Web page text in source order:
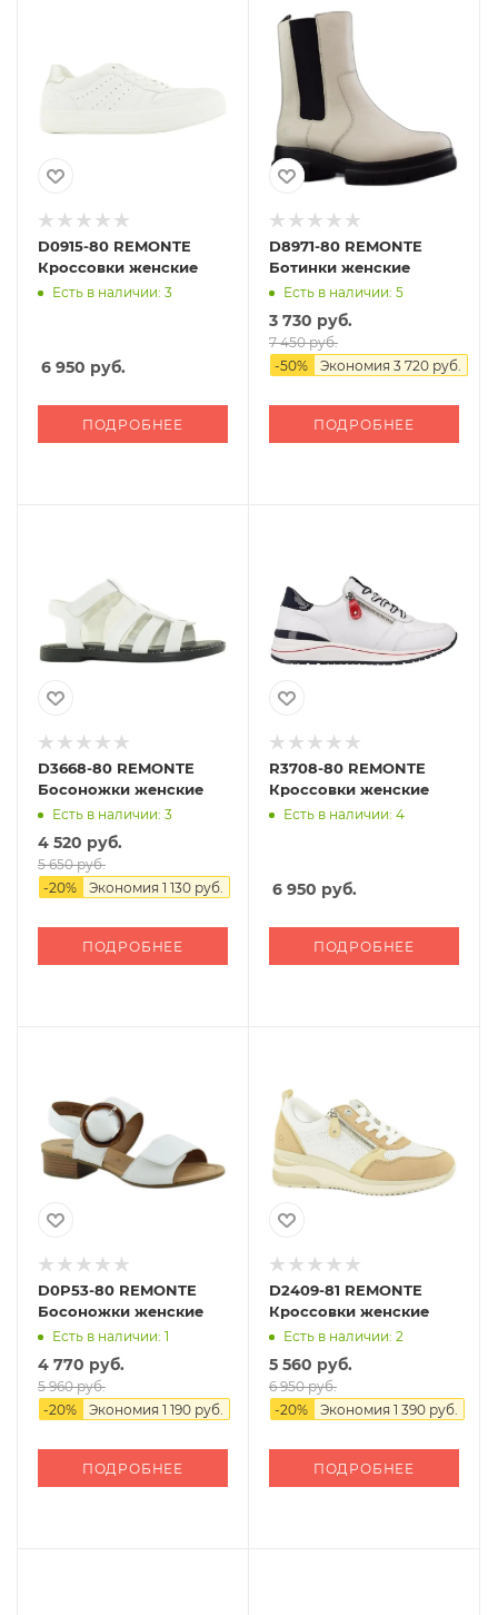
D0915-80 REMONTE
Кроссовки женские
Есть в наличии: 3
6 950 руб.
ПОДРОБНЕЕ
D8971-80 REMONTE
Ботинки женские
Есть в наличии: 5
3 730 руб.
7 450 руб.
-50% Экономия 3 720 руб.
ПОДРОБНЕЕ
D3668-80 REMONTE
Босоножки женские
Есть в наличии: 3
4 520 руб.
5 650 руб.
-20% Экономия 1 130 руб.
ПОДРОБНЕЕ
R3708-80 REMONTE
Кроссовки женские
Есть в наличии: 4
6 950 руб.
ПОДРОБНЕЕ
D0P53-80 REMONTE
Босоножки женские
Есть в наличии: 1
4 770 руб.
5 960 руб.
-20% Экономия 1 190 руб.
ПОДРОБНЕЕ
D2409-81 REMONTE
Кроссовки женские
Есть в наличии: 2
5 560 руб.
6 950 руб.
-20% Экономия 1 390 руб.
ПОДРОБНЕЕ